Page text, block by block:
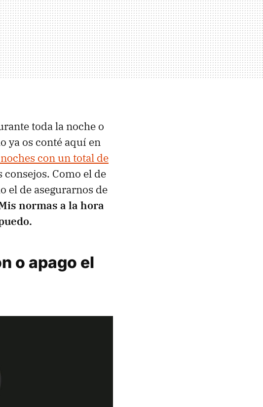
toda la noche o
ya os conté aquí en
con un total de
Como el de
el de asegurarnos de
normas a la hora
o apago el